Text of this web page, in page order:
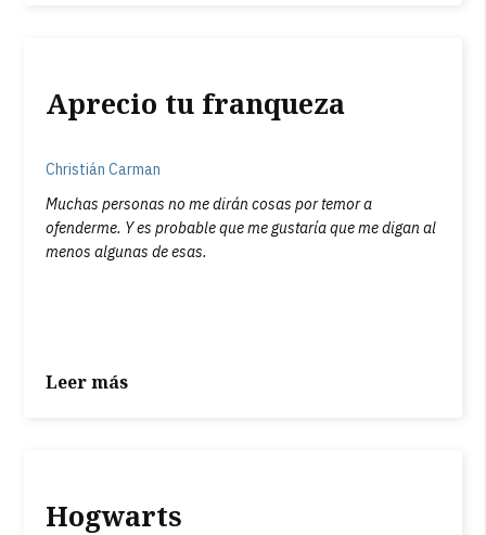
Aprecio tu franqueza
Christián Carman
Muchas personas no me dirán cosas por temor a
ofenderme. Y es probable que me gustaría que me digan al
menos algunas de esas.
Leer más
Hogwarts